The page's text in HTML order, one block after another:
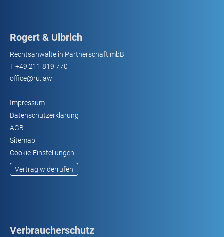
Rogert & Ulbrich
Rechtsanwälte in Partnerschaft mbB
T+49 211 819 770
office@ru.law
Impressum
Datenschutzerklärung
AGB
Sitemap
Cookie-Einstellungen
Vertrag widerrufen
Verbraucherschutz